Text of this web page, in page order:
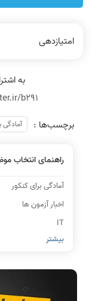
امتیازدهی
b291
برچسب‌ها :
آمادگی
راهنمای انتخاب
آمادگی برای کنکور
اخبار آزمون ها
IT
شبکه های کامپیوتری
ریاضیات گسسته
بیشتر